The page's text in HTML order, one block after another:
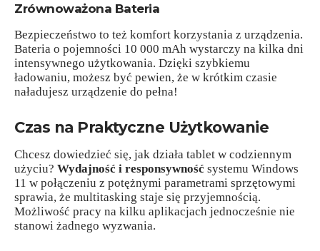
Zrównoważona Bateria
Bezpieczeństwo to też komfort korzystania z urządzenia.
Bateria o pojemności 10 000 mAh wystarczy na kilka dni
intensywnego użytkowania. Dzięki szybkiemu
ładowaniu, możesz być pewien, że w krótkim czasie
naładujesz urządzenie do pełna!
Czas na Praktyczne Użytkowanie
Chcesz dowiedzieć się, jak działa tablet w codziennym
użyciu? Wydajność i responsywność systemu Windows
11 w połączeniu z potężnymi parametrami sprzętowymi
sprawia, że multitasking staje się przyjemnością.
Możliwość pracy na kilku aplikacjach jednocześnie nie
stanowi żadnego wyzwania.